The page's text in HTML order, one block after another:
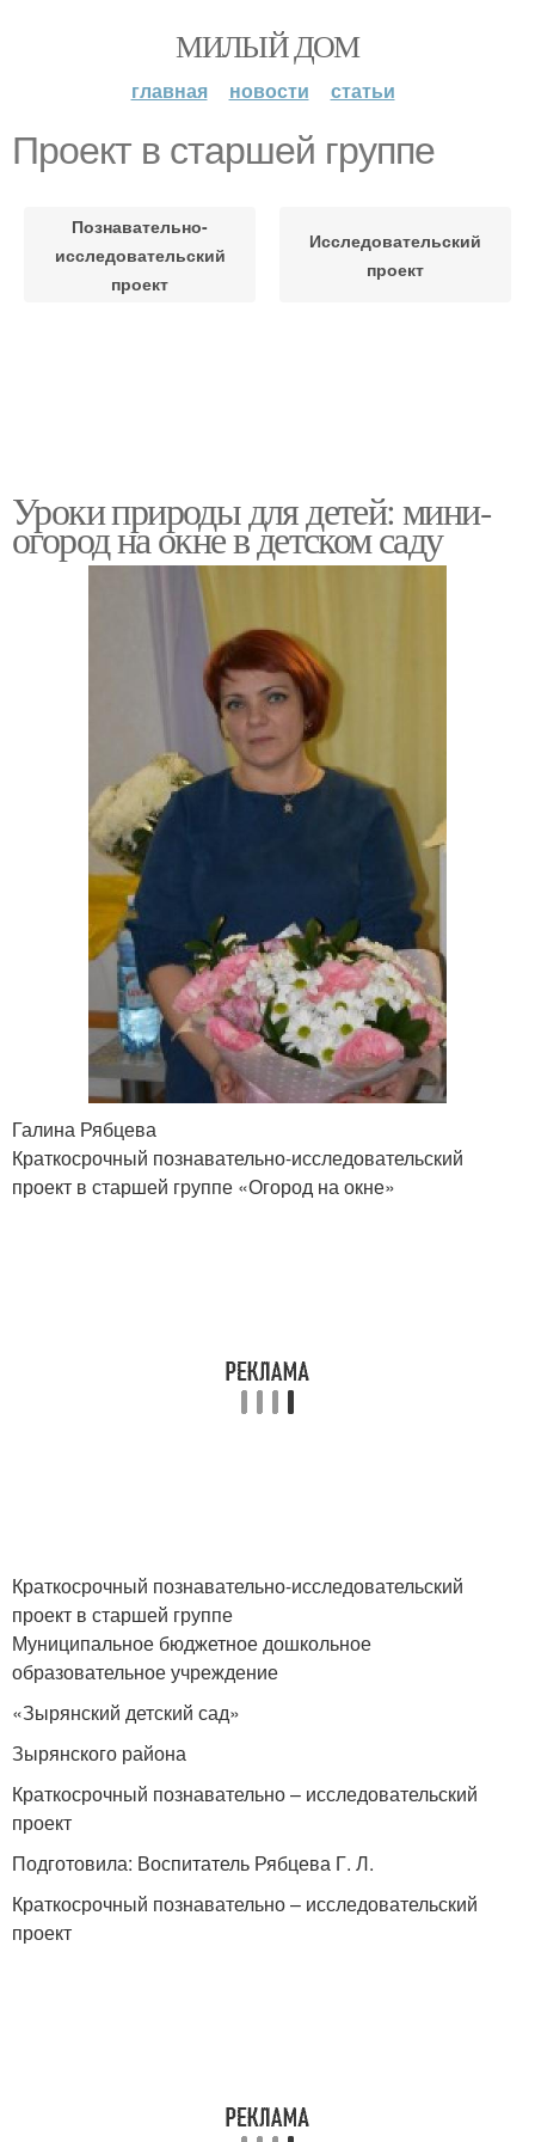
МИЛЫЙ ДОМ
главная новости статьи
Проект в старшей группе
Познавательно-
исследовательский
проект
Исследовательский
проект
Уроки природы для детей: мини-
огород на окне в детском саду
Галина Рябцева
Краткосрочный познавательно-исследовательский
проект в старшей группе «Огород на окне»
Краткосрочный познавательно-исследовательский
проект в старшей группе
Муниципальное бюджетное дошкольное
образовательное учреждение
«Зырянский детский сад»
Зырянского района
Краткосрочный познавательно – исследовательский
проект
Подготовила: Воспитатель Рябцева Г. Л.
Краткосрочный познавательно – исследовательский
проект